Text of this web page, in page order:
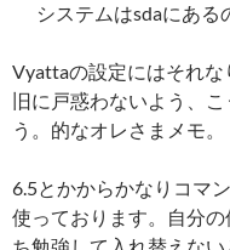
システムはsdaにある
Vyattaの設定にはそれ
旧に戸惑わないよう、
う。的なオレさまメモ。
6.5とかからかなりコマ
使っております。自分